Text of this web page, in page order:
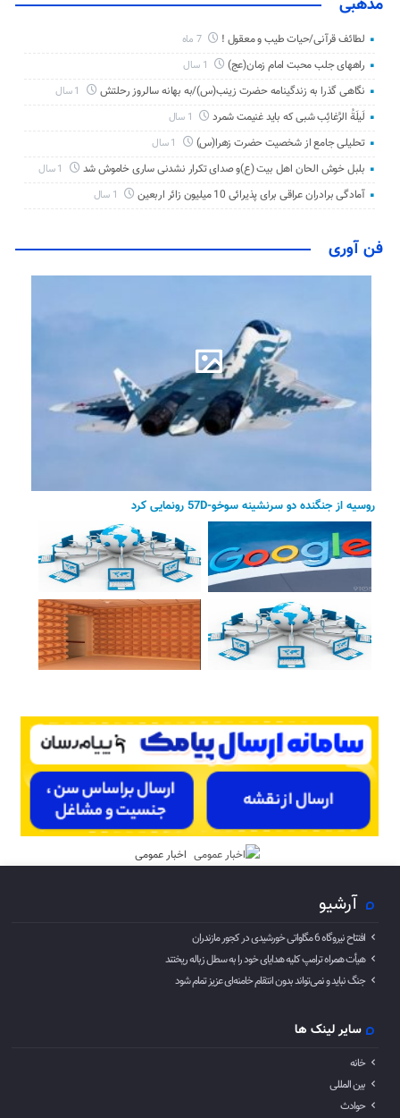
لطائف قرآنی/حیات طیب و معقول ! 7 ماه
راههای جلب محبت امام زمان(عج)
نگاهی گذرا به زندگینامه حضرت زینب(س)/به بهانه سالروز رحلتش
لَیلَةُ الرَّغائِب شبی که باید غنیمت شمرد
تحلیلی جامع از شخصیت حضرت زهرا(س)
بلبل خوش الحان اهل بیت (ع)و صدای تکرار نشدنی ساری خاموش شد
آمادگی برادران عراقی برای پذیرائی 10 میلیون زائر اربعین
فن آوری
روسیه از جنگنده دو سرنشینه سوخو-57D رونمایی کرد
اخبار عمومی
آرشیو
افتتاح نیروگاه 6 مگاواتی خورشیدی در کجور مازندران
هیأت همراه ترامپ کلیه هدایای خود را به سطل زباله ریختند
جنگ نباید و نمی‌تواند بدون انتقام خامنه‌ای عزیز تمام شود
سایر لینک ها
خانه
بین المللی
حوادث